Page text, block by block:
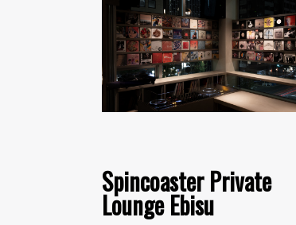
Spincoaster Private
Lounge Ebisu